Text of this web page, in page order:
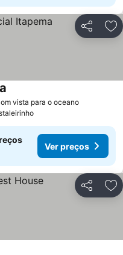
Partilhar
vista para o oceano
Ver preços
Partilhar